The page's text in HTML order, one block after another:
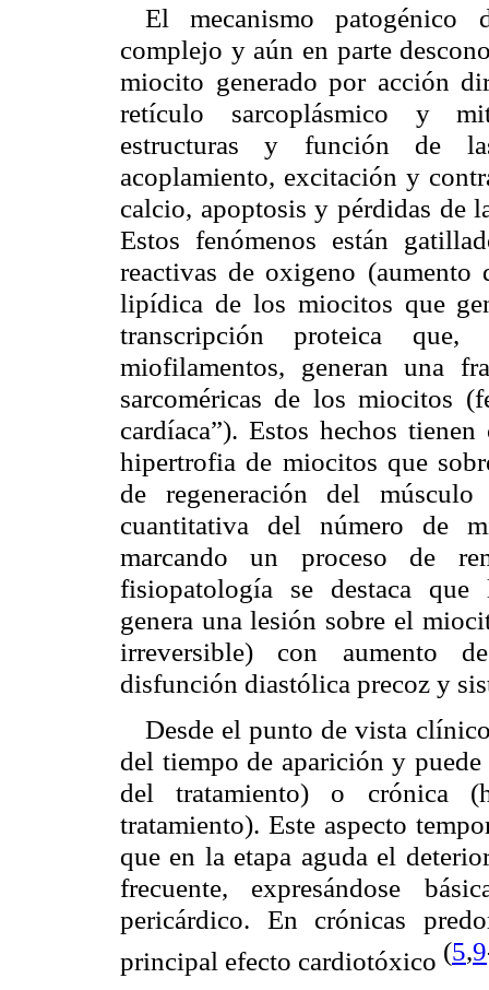
El mecanismo patogénico
complejo y aún en parte
miocito generado por acción
retículo sarcoplásmico y
estructuras y función de
acoplamiento, excitación y
calcio, apoptosis y pérdidas de
Estos fenómenos están
reactivas de oxigeno
lipídica de los miocitos que
transcripción proteica
miofilamentos, generan una
sarcoméricas de los miocitos
cardíaca”). Estos hechos
hipertrofia de miocitos que
de regeneración del
cuantitativa del número de
marcando un proceso de
fisiopatología se destaca que
genera una lesión sobre el
irreversible) con aumento
disfunción diastólica precoz y
Desde el punto de vista
del tiempo de aparición y
del tratamiento) o crónica
tratamiento). Este aspecto
que en la etapa aguda el
frecuente, expresándose
pericárdico. En crónicas
principal efecto cardiotóxico (5,9